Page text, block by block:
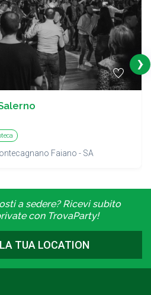
Faiano - SA
›
a sedere? Ricevi subito
con TrovaParty!
TUA LOCATION